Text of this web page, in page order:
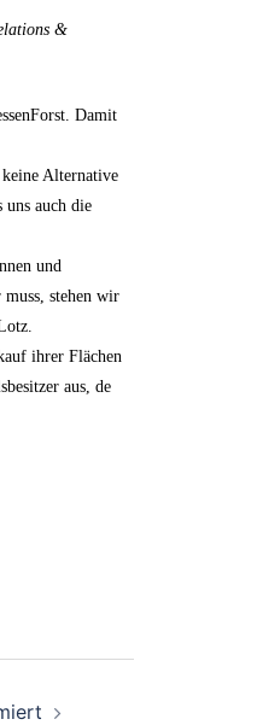
&
Damit
Alternative
uns auch die
und
stehen wir
ihrer Flächen
aus, de